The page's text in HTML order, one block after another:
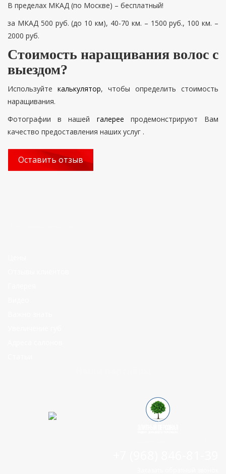
В пределах МКАД (по Москве) – бесплатный!
за МКАД 500 руб. (до 10 км), 40-70 км. – 1500 руб., 100 км. –
2000 руб.
Стоимость наращивания волос с
выездом?
Используйте калькулятор, чтобы определить стоимость
наращивания.
Фотографии в нашей галерее продемонстрируют Вам
качество предоставления наших услуг .
Оставить отзыв